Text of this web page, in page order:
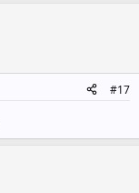
#17